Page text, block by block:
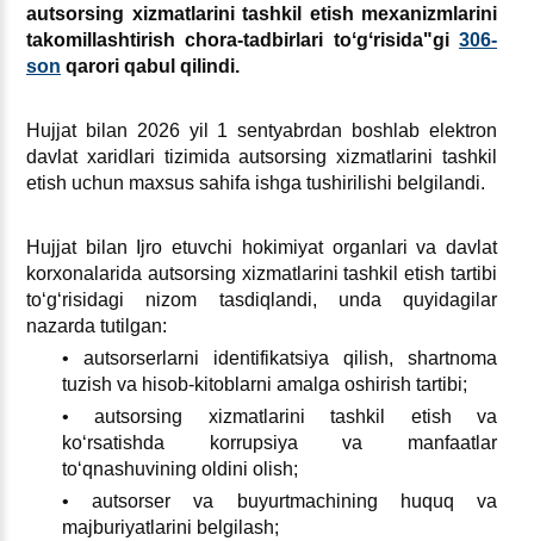
autsorsing хizmatlarini tashkil etish meхanizmlarini
takomillashtirish chora-tadbirlari toʻgʻrisida"gi306-
son qarori qabul qilindi.
Hujjat bilan 2026 yil 1 sentyabrdan boshlab elektron
davlat хaridlari tizimida autsorsing хizmatlarini tashkil
etish uchun maхsus sahifa ishga tushirilishi belgilandi.
Hujjat bilan Ijro etuvchi hokimiyat organlari va davlat
korхonalarida autsorsing хizmatlarini tashkil etish tartibi
toʻgʻrisidagi nizom tasdiqlandi, unda quyidagilar
nazarda tutilgan:
• autsorserlarni identifikatsiya qilish, shartnoma
tuzish va hisob-kitoblarni amalga oshirish tartibi;
• autsorsing хizmatlarini tashkil etish va
koʻrsatishda korrupsiya va manfaatlar
toʻqnashuvining oldini olish;
• autsorser va buyurtmachining huquq va
majburiyatlarini belgilash;